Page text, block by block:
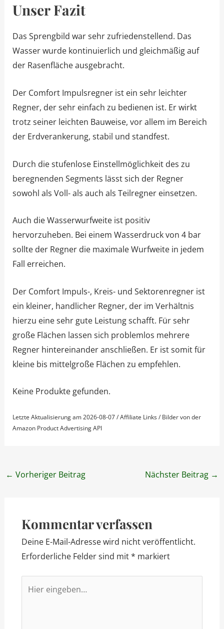
Unser Fazit
Das Sprengbild war sehr zufriedenstellend. Das
Wasser wurde kontinuierlich und gleichmäßig auf
der Rasenfläche ausgebracht.
Der Comfort Impulsregner ist ein sehr leichter
Regner, der sehr einfach zu bedienen ist. Er wirkt
trotz seiner leichten Bauweise, vor allem im Bereich
der Erdverankerung, stabil und standfest.
Durch die stufenlose Einstellmöglichkeit des zu
beregnenden Segments lässt sich der Regner
sowohl als Voll- als auch als Teilregner einsetzen.
Auch die Wasserwurfweite ist positiv
hervorzuheben. Bei einem Wasserdruck von 4 bar
sollte der Regner die maximale Wurfweite in jedem
Fall erreichen.
Der Comfort Impuls-, Kreis- und Sektorenregner ist
ein kleiner, handlicher Regner, der im Verhältnis
hierzu eine sehr gute Leistung schafft. Für sehr
große Flächen lassen sich problemlos mehrere
Regner hintereinander anschließen. Er ist somit für
kleine bis mittelgroße Flächen zu empfehlen.
Keine Produkte gefunden.
Letzte Aktualisierung am 2026-08-07 / Affiliate Links / Bilder von der
Amazon Product Advertising API
Post
← Vorheriger Beitrag Nächster Beitrag →
Kommentar verfassen
Deine E-Mail-Adresse wird nicht veröffentlicht.
Erforderliche Felder sind mit* markiert
eingeben…